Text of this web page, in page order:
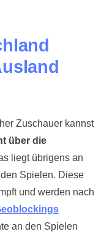
Zuschauer kannst
über die
liegt übrigens an
Spielen. Diese
und werden nach
an den Spielen